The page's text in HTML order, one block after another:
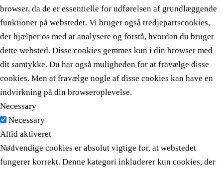
browser, da de er essentielle for udførelsen af ​​grundlæggende
funktioner på webstedet. Vi bruger også tredjepartscookies,
der hjælper os med at analysere og forstå, hvordan du bruger
dette websted. Disse cookies gemmes kun i din browser med
dit samtykke. Du har også muligheden for at fravælge disse
cookies. Men at fravælge nogle af disse cookies kan have en
indvirkning på din browseroplevelse.
Necessary
Necessary
Altid aktiveret
Nødvendige cookies er absolut vigtige for, at webstedet
fungerer korrekt. Denne kategori inkluderer kun cookies, der